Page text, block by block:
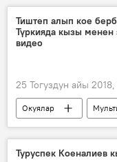
Тиштеп алып кое
Түркияда кызы менен
видео
25 Тогуздун айы 2018,
Окуялар
Видео
ит
Туруспек Коеналиев